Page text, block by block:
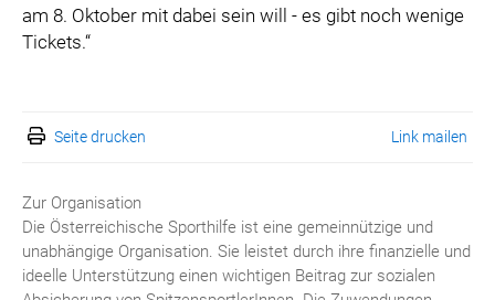
am 8. Oktober mit dabei sein will - es gibt noch wenige
Tickets.“
Seite drucken Link mailen
Zur Organisation
Die Österreichische Sporthilfe ist eine gemeinnützige und
unabhängige Organisation. Sie leistet durch ihre finanzielle und
ideelle Unterstützung einen wichtigen Beitrag zur sozialen